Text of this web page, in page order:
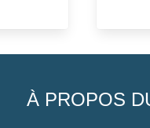
À PROPOS